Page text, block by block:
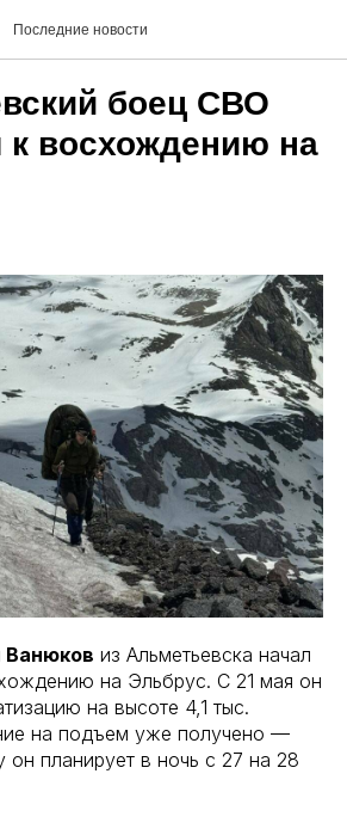
Последние новости
боец СВО
к восхождению на
из Альметьевска начал
на Эльбрус. С 21 мая он
на высоте 4,1 тыс.
на подъем уже получено —
он планирует в ночь с 27 на 28